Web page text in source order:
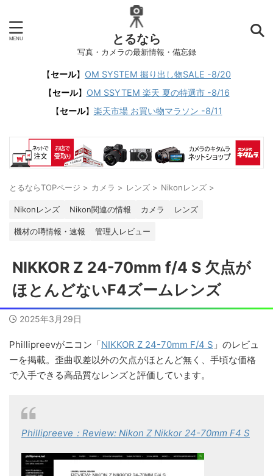
とるなら
写真・カメラの最新情報・備忘録
【セール】 OM SYSTEM 掘り出し物SALE -8/20
【セール】 OM SSYTEM 楽天 夏の特選市 -8/16
【セール】 楽天市場 お買い物マラソン -8/11
とるならTOPページ > カメラ > レンズ > Nikonレンズ >
Nikonレンズ Nikon関連の情報 カメラ レンズ
機材の噂情報・速報 管理人レビュー
NIKKOR Z 24-70mm f/4 S 欠点が
ほとんどないF4ズームレンズ
2025年3月29日
Phillipreevがニコン「NIKKOR Z 24-70mm F/4 S 」のレビュ
ーを掲載。歪曲収差以外の欠点がほとんど無く、手頃な価格
で入手できる高品質なレンズと評価しています。
Phillipreeve：Review: Nikon Z Nikkor 24-70mm F4 S